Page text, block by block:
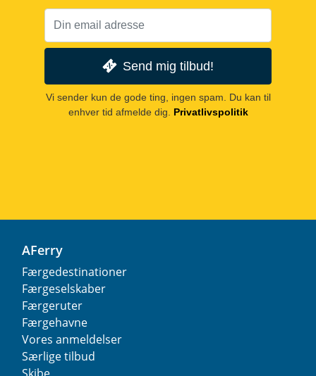
Send mig tilbud!
Vi sender kun de gode ting, ingen spam. Du kan til
enhver tid afmelde dig.
Privatlivspolitik
AFerry
Færgedestinationer
Færgeselskaber
Færgeruter
Færgehavne
Vores anmeldelser
Særlige tilbud